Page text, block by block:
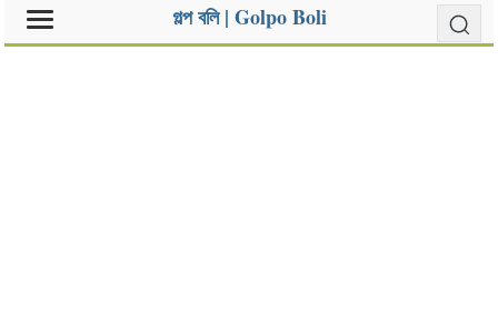
গল্প বলি | Golpo Boli